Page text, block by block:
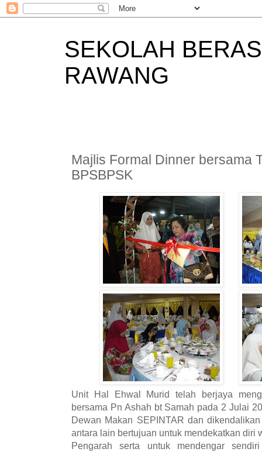
SEKOLAH
RAWANG
Majlis Formal Dinner bersama
BPSBPSK
Unit Hal Ehwal Murid telah berjaya
bersama Pn Ashah bt Samah pada 2 Julai
Dewan Makan SEPINTAR dan
antara lain bertujuan untuk mendekatkan diri
Pengarah serta untuk mendengar